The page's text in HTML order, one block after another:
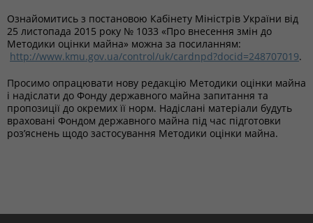
Ознайомитись з постановою Кабінету Міністрів України від
25 листопада 2015 року № 1033 «Про внесення змін до
Методики оцінки майна» можна за посиланням:
http://www.kmu.gov.ua/control/uk/cardnpd?docid=248707019.
Просимо опрацювати нову редакцію Методики оцінки майна
і надіслати до Фонду державного майна запитання та
пропозиції до окремих її норм. Надіслані матеріали будуть
враховані Фондом державного майна під час підготовки
роз’яснень щодо застосування Методики оцінки майна.